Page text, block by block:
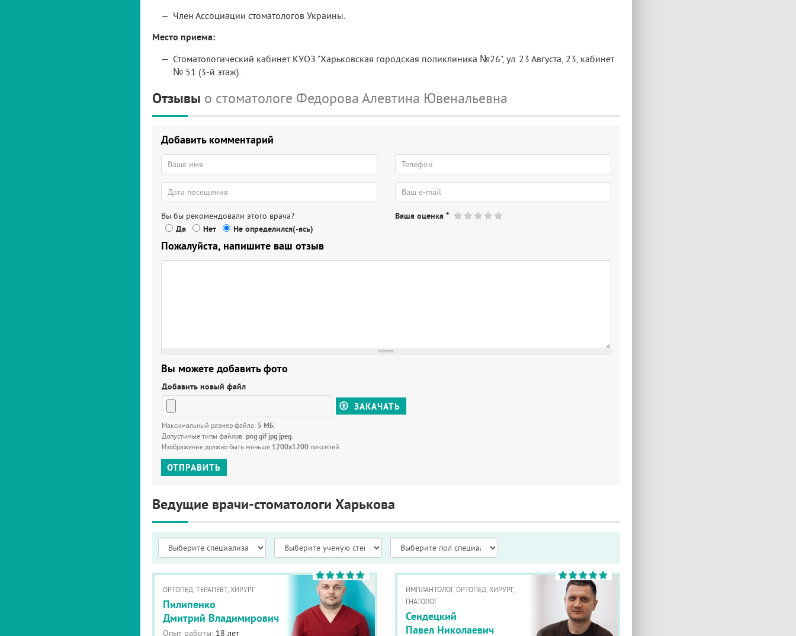
Член Ассоциации стоматологов Украины.
Место приема:
Стоматологический кабинет КУОЗ "Харьковская городская поликлиника №26", ул. 23 Августа, 23, кабинет
№ 51 (3-й этаж).
Отзывы о стоматологе Федорова Алевтина Ювенальевна
Добавить комментарий
Вы бы рекомендовали этого врача?
Да
Нет Не определился(-ась)
Ваша оценка*
Пожалуйста, напишите ваш отзыв
Вы можете добавить фото
Добавить новый файл
ЗАКАЧАТЬ
Максимальный размер файла: 5 МБ.
Допустимые типы файлов: png gif jpg jpeg.
Изображение должно быть меньше 1200x1200 пикселей.
ОТПРАВИТЬ
Ведущие врачи-стоматологи Харькова
ОРТОПЕД, ТЕРАПЕВТ, ХИРУРГ
Пилипенко
Дмитрий Владимирович
Опыт работы: 18 лет
ИМПЛАНТОЛОГ, ОРТОПЕД, ХИРУРГ,
ГНАТОЛОГ
Сендецкий
Павел Николаевич